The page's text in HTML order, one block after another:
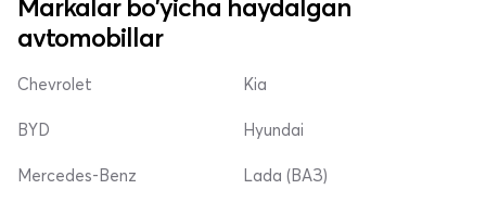
Markalar bo'yicha haydalgan
avtomobillar
Chevrolet
BYD
Mercedes-Benz
Kia
Hyundai
Lada (ВАЗ)